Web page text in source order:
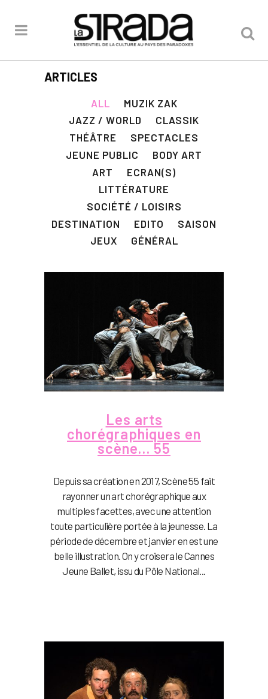
ARTICLES
ALL
MUZIK ZAK
JAZZ / WORLD
CLASSIK
THÉÂTRE
SPECTACLES
JEUNE PUBLIC
BODY ART
ART
ECRAN(S)
LITTÉRATURE
SOCIÉTÉ / LOISIRS
DESTINATION
EDITO
SAISON
JEUX
GÉNÉRAL
Les arts
chorégraphiques en
scène… 55
Depuis sa création en 2017, Scène 55 fait
rayonner un art chorégraphique aux
multiples facettes, avec une attention
toute particulière portée à la jeunesse. La
période de décembre et janvier en est une
belle illustration. On y croisera le Cannes
Jeune Ballet, issu du Pôle National...